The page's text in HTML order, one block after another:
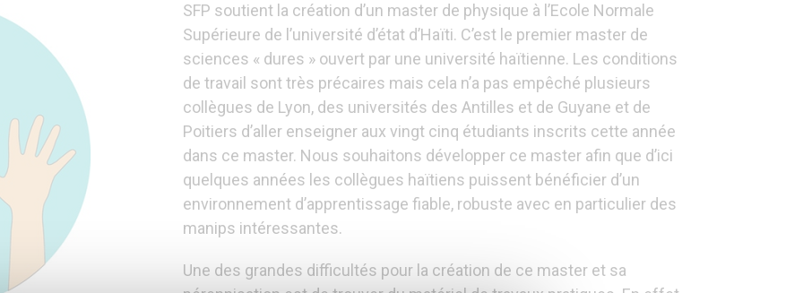
SFP soutient la création d’un master de physique à l’Ecole Normale
Supérieure de l’université d’état d’Haïti. C’est le premier master de
sciences « dures » ouvert par une université haïtienne. Les conditions
de travail sont très précaires mais cela n’a pas empêché plusieurs
collègues de Lyon, des universités des Antilles et de Guyane et de
Poitiers d’aller enseigner aux vingt cinq étudiants inscrits cette année
dans ce master. Nous souhaitons développer ce master afin que d’ici
quelques années les collègues haïtiens puissent bénéficier d’un
environnement d’apprentissage fiable, robuste avec en particulier des
manips intéressantes.
Une des grandes difficultés pour la création de ce master et sa